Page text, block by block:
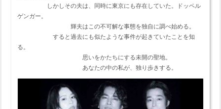
しかしその夫は、同時に東京にも存在していた。ドッペル
ゲンガー。
輝夫はこの不可解な事態を独自に調べ始める。
すると過去にも似たような事件が起きていたことを知
る。
思いをかたちにする未開の聖地。
あなたの中の私が、独り歩きする。